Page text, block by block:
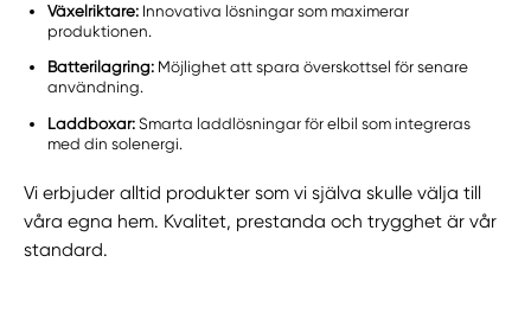
Växelriktare: Innovativa lösningar som maximerar
produktionen.
Batterilagring: Möjlighet att spara överskottsel för senare
användning.
Laddboxar: Smarta laddlösningar för elbil som integreras
med din solenergi.
Vi erbjuder alltid produkter som vi själva skulle välja till
våra egna hem. Kvalitet, prestanda och trygghet är vår
standard.